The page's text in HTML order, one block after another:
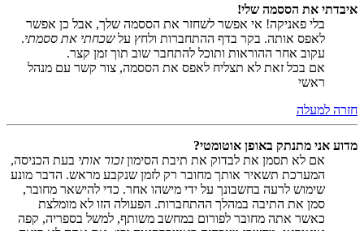
איבדתי את הססמה שלי!
בלי פאניקה! אי אפשר לשחזר את הססמה שלך, אבל כן אפשר
לאפס אותה. בקר בדף ההתחברות ולחץ עלשכחתי את ססמתי.
עקוב אחר ההוראות ותוכל להתחבר שוב תוך זמן קצר.
אם בכל זאת לא תצליח לאפס את הססמה, צור קשר עם מנהל
ראשי
חזרה למעלה
מדוע אני מתנתק באופן אוטומטי?
אם לא תסמן את לבדוק את תיבת הסימוןזכור אותי בעת הכניסה,
המערכת תשאיר אותך מחובר רק לזמן שנקבע מראש. הדבר מונע
שימוש לרעה בחשבונך על ידי מישהו אחר. כדי להישאר מחובר,
סמן את התיבה במהלך ההתחברות. הפעולה הזו לא מומלצת
כאשר אתה מחובר לפורום במחשב משותף, למשל בספריה, קפה